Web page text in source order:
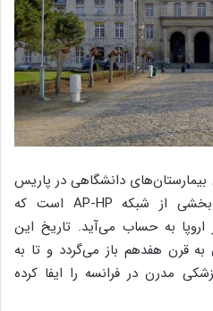
بیمارستان‌های دانشگاهی در پاریس
فرانسه است. پیتیه سالپتریر بخشی از شبکه AP-HP است که
اروپا به حساب می‌آید. تاریخ این
قرن هفدهم باز می‌گردد و تا به
مدرن در فرانسه را ایفا کرده